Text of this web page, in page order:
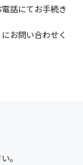
話にてお手続き
お問い合わせく
。